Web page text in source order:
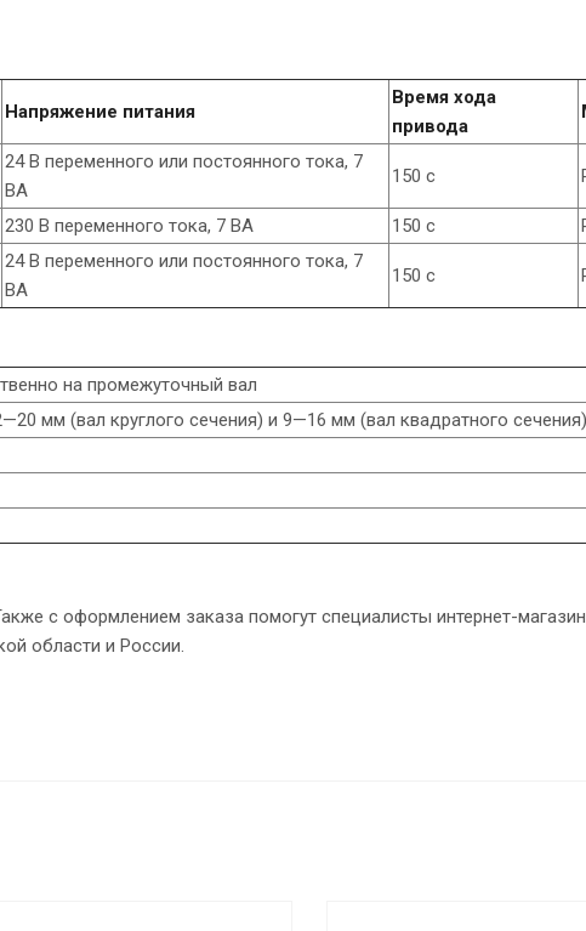
Напряжение питания
Время хода
привода
24 В переменного или постоянного тока, 7
ВА
150 с
230 В переменного тока, 7 ВА 150 с
24 В переменного или постоянного тока, 7
ВА
150 с
на промежуточный вал
мм (вал круглого сечения) и 9—16 мм (вал квадратного сечения)
с оформлением заказа помогут специалисты интернет-
области и России.